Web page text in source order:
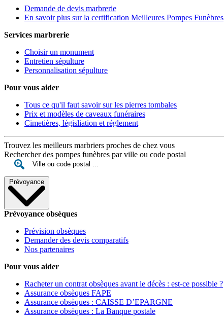
Demande de devis marbrerie
En savoir plus sur la certification Meilleures Pompes Funèbres
Services marbrerie
Choisir un monument
Entretien sépulture
Personnalisation sépulture
Pour vous aider
Tous ce qu'il faut savoir sur les pierres tombales
Prix et modèles de caveaux funéraires
Cimetières, législiation et réglement
Trouvez les meilleurs marbriers proches de chez vous
Rechercher des pompes funèbres par ville ou code postal
Prévoyance
Prévoyance obsèques
Prévision obsèques
Demander des devis comparatifs
Nos partenaires
Pour vous aider
Racheter un contrat obsèques avant le décès : est-ce possible ?
Assurance obsèques FAPE
Assurance obsèques : CAISSE D’EPARGNE
Assurance obsèques : La Banque postale